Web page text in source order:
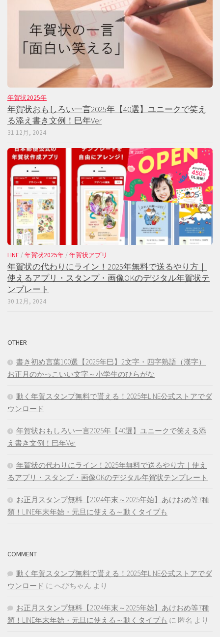
年賀状2025年
年賀状おもしろい一言2025年【40選】ユニークで笑え
る添え書き文例！巳年Ver
31 12月, 2024
LINE / 年賀状2025年/ 年賀状アプリ
年賀状の代わりにライン！2025年無料で送るやり方｜
使えるアプリ・スタンプ・画像OKのデジタル年賀状テ
ンプレート
30 12月, 2024
OTHER
書き初め言葉100選【2025年巳】2文字・四字熟語（漢字）
お正月のかっこいい文字～小学生のひらがな
動く年賀スタンプ無料で貰える！2025年LINE公式ストアでダ
ウンロード
年賀状おもしろい一言2025年【40選】ユニークで笑える添
え書き文例！巳年Ver
年賀状の代わりにライン！2025年無料で送るやり方｜使え
るアプリ・スタンプ・画像OKのデジタル年賀状テンプレート
お正月スタンプ無料【2024年末～2025年始】あけおめ等7種
類！LINE年末年始・元旦に使える～動くタイプも
COMMENT
動く年賀スタンプ無料で貰える！2025年LINE公式ストアでダ
ウンロード に へびちゃん より
お正月スタンプ無料【2024年末～2025年始】あけおめ等7種
類！LINE年末年始・元旦に使える～動くタイプも に 匿名 より